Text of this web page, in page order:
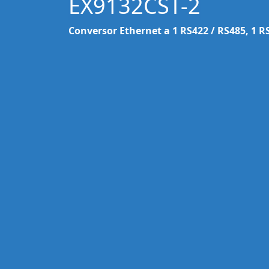
Conversor Ethernet a 1 RS422 / RS485, 1